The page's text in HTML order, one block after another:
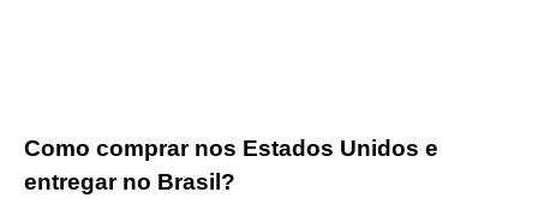
Como comprar nos Estados Unidos e
entregar no Brasil?